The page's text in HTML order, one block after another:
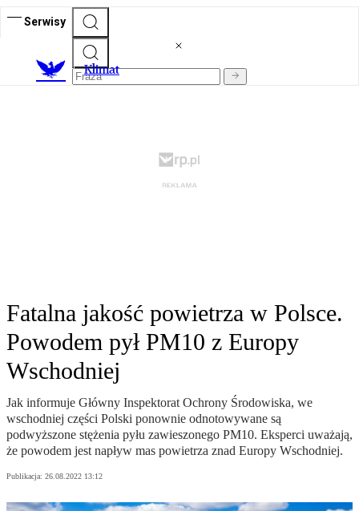
Serwisy
Klimat
Fatalna jakość powietrza w Polsce.
Powodem pył PM10 z Europy
Wschodniej
Jak informuje Główny Inspektorat Ochrony Środowiska, we
wschodniej części Polski ponownie odnotowywane są
podwyższone stężenia pyłu zawieszonego PM10. Eksperci uważają,
że powodem jest napływ mas powietrza znad Europy Wschodniej.
Publikacja: 26.08.2022 13:12